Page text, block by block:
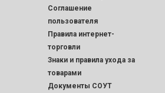
Соглашение
пользователя
Правила интернет-
торговли
Знаки и правила ухода за
товарами
Документы СОУТ